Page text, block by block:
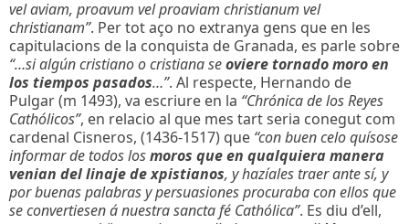
vel aviam, proavum vel proaviam christianum vel
christianam”. Per tot aço no extranya gens que en les
capitulacions de la conquista de Granada, es parle sobre
“…si algún cristiano o cristiana seoviere tornado moro en
los tiempos pasados…”. Al respecte, Hernando de
Pulgar (m 1493), va escriure en la “Chrónica de los Reyes
Cathólicos”, en relacio al que mes tart seria conegut com
cardenal Cisneros, (1436-1517) que “con buen celo quísose
informar de todos losmoros que en qualquiera manera
venian del linaje de xpistianos, y hazíales traer ante sí, y
por buenas palabras y persuasiones procuraba con ellos que
se convertiesen á nuestra sancta fé Cathólica”. Es diu d’ell,